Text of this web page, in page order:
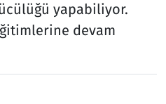
yapabiliyor.
devam